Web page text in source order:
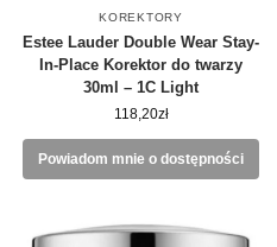
KOREKTORY
Estee Lauder Double Wear Stay-
In-Place Korektor do twarzy
30ml – 1C Light
118,20zł
Powiadom mnie o dostępności